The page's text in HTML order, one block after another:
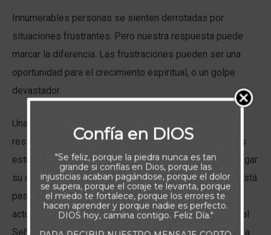
Innumerables personas se sienten derrotadas por
situaciones frustrantes. Pero nuestra respuesta puede
marcar la diferencia. Las frustraciones pueden ser una
oportunidad para el crecimiento espiritual, o un golpe
devastador.
Una respuesta adecuada a la frustración comienza por
resistir la tendencia natural a amargarse. Si alguien más
estuvo involucrado en la situación, no se apresure a juzgar
su conducta. No podemos saber por completo lo que está
pasando en la vida de los demás, ni qué los motiva a
actuar como lo hacen. El segundo paso es preguntarle al
Señor: “¿Cómo debo responder?” Dios puede guiarnos a
Confía en DIOS
"Se feliz, porque la piedra nunca es tan
grande si confías en Dios, porque las
injusticias acaban pagándose, porque el dolor
se supera, porque el coraje te levanta, porque
el miedo te fortalece, porque los errores te
hacen aprender y porque nadie es perfecto.
DIOS hoy, camina contigo. Feliz Día."